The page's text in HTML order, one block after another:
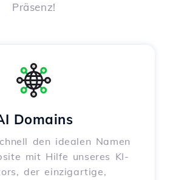
Präsenz!
Domains
den idealen Namen
mit Hilfe unseres KI-
der einzigartige,